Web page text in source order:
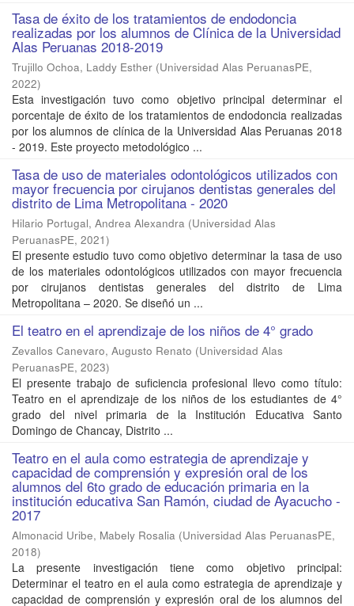
Tasa de éxito de los tratamientos de endodoncia
realizadas por los alumnos de Clínica de la Universidad
Alas Peruanas 2018-2019
Trujillo Ochoa, Laddy Esther (Universidad Alas PeruanasPE,
2022)
Esta investigación tuvo como objetivo principal determinar el
porcentaje de éxito de los tratamientos de endodoncia realizadas
por los alumnos de clínica de la Universidad Alas Peruanas 2018
- 2019. Este proyecto metodológico ...
Tasa de uso de materiales odontológicos utilizados con
mayor frecuencia por cirujanos dentistas generales del
distrito de Lima Metropolitana - 2020
Hilario Portugal, Andrea Alexandra (Universidad Alas
PeruanasPE, 2021)
El presente estudio tuvo como objetivo determinar la tasa de uso
de los materiales odontológicos utilizados con mayor frecuencia
por cirujanos dentistas generales del distrito de Lima
Metropolitana – 2020. Se diseñó un ...
El teatro en el aprendizaje de los niños de 4° grado
Zevallos Canevaro, Augusto Renato (Universidad Alas
PeruanasPE, 2023)
El presente trabajo de suficiencia profesional llevo como título:
Teatro en el aprendizaje de los niños de los estudiantes de 4°
grado del nivel primaria de la Institución Educativa Santo
Domingo de Chancay, Distrito ...
Teatro en el aula como estrategia de aprendizaje y
capacidad de comprensión y expresión oral de los
alumnos del 6to grado de educación primaria en la
institución educativa San Ramón, ciudad de Ayacucho -
2017
Almonacid Uribe, Mabely Rosalia (Universidad Alas PeruanasPE,
2018)
La presente investigación tiene como objetivo principal:
Determinar el teatro en el aula como estrategia de aprendizaje y
capacidad de comprensión y expresión oral de los alumnos del